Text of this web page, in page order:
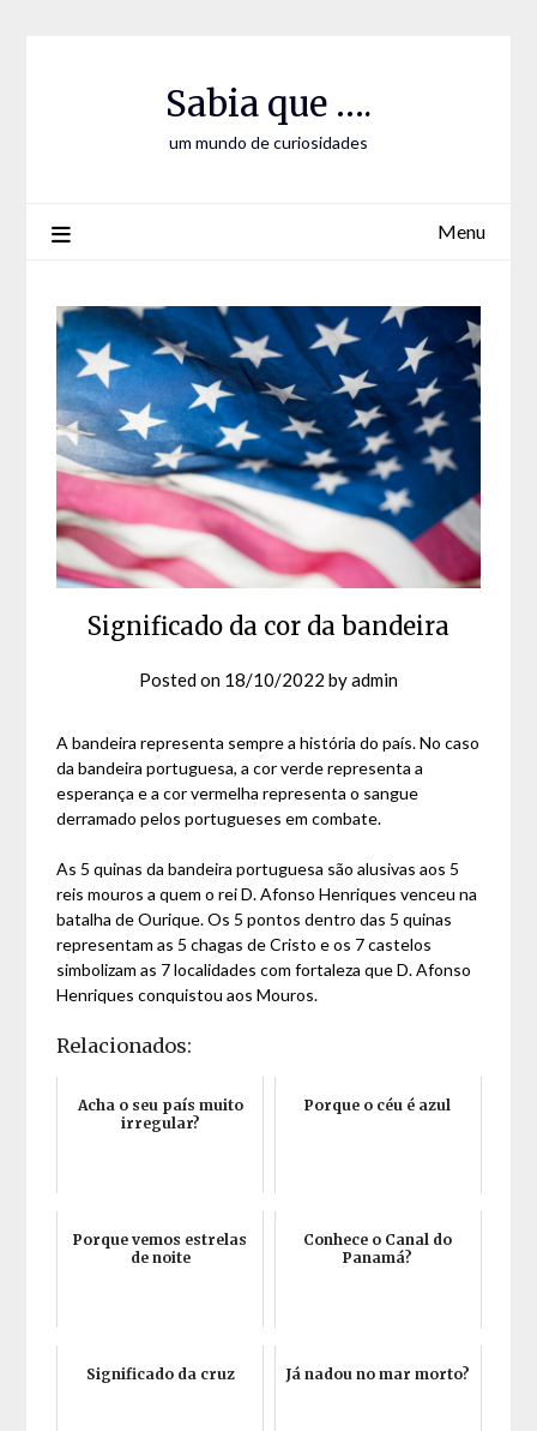
Sabia que ….
um mundo de curiosidades
Menu
Significado da cor da bandeira
Posted on 18/10/2022 byadmin
A bandeira representa sempre a história do país. No caso
da bandeira portuguesa, a cor verde representa a
esperança e a cor vermelha representa o sangue
derramado pelos portugueses em combate.
As 5 quinas da bandeira portuguesa são alusivas aos 5
reis mouros a quem o rei D. Afonso Henriques venceu na
batalha de Ourique. Os 5 pontos dentro das 5 quinas
representam as 5 chagas de Cristo e os 7 castelos
simbolizam as 7 localidades com fortaleza que D. Afonso
Henriques conquistou aos Mouros.
Relacionados:
Acha o seu país muito
irregular?
Porque o céu é azul
Porque vemos estrelas
de noite
Conhece o Canal do
Panamá?
Significado da cruz Já nadou no mar morto?